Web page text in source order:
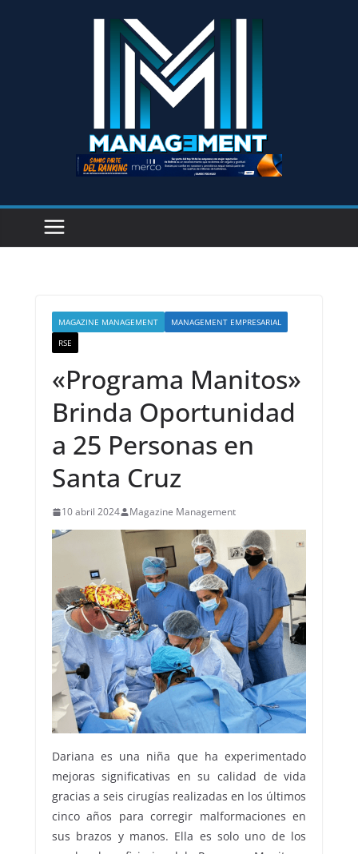
MAGAZINE MANAGEMENT
MANAGEMENT EMPRESARIAL
RSE
«Programa Manitos»
Brinda Oportunidad
a 25 Personas en
Santa Cruz
10 abril 2024 Magazine Management
Dariana es una niña que ha experimentado
mejoras significativas en su calidad de vida
gracias a seis cirugías realizadas en los últimos
cinco años para corregir malformaciones en
sus brazos y manos. Ella es solo uno de los